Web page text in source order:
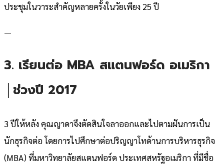
ประชุมในวาระสำคัญหลายครั้งในวัยเพียง 25 ปี
—
3. เรียนต่อ MBA สแตนฟอร์ด อเมริกา
│ช่วงปี 2017
3 ปีให้หลัง คุณญาดาจึงตัดสินใจลาออกและไปตามฝันการเป็น
นักธุรกิจต่อ โดยการไปศึกษาต่อปริญญาโทด้านการบริหารธุรกิจ
(MBA) ที่มหาวิทยาลัยสแตนฟอร์ด ประเทศสหรัฐอเมริกา ที่มีชื่อ